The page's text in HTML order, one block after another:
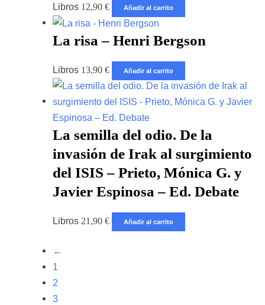
Libros 12,90€ Añadir al carrito
La risa – Henri Bergson
Libros 13,90€ Añadir al carrito
La semilla del odio. De la
invasión de Irak al surgimiento
del ISIS – Prieto, Mónica G. y
Javier Espinosa – Ed. Debate
Libros 21,90€ Añadir al carrito
←
1
2
3